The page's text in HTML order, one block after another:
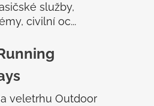
služby,
civilní oc...
veletrhu Outdoor